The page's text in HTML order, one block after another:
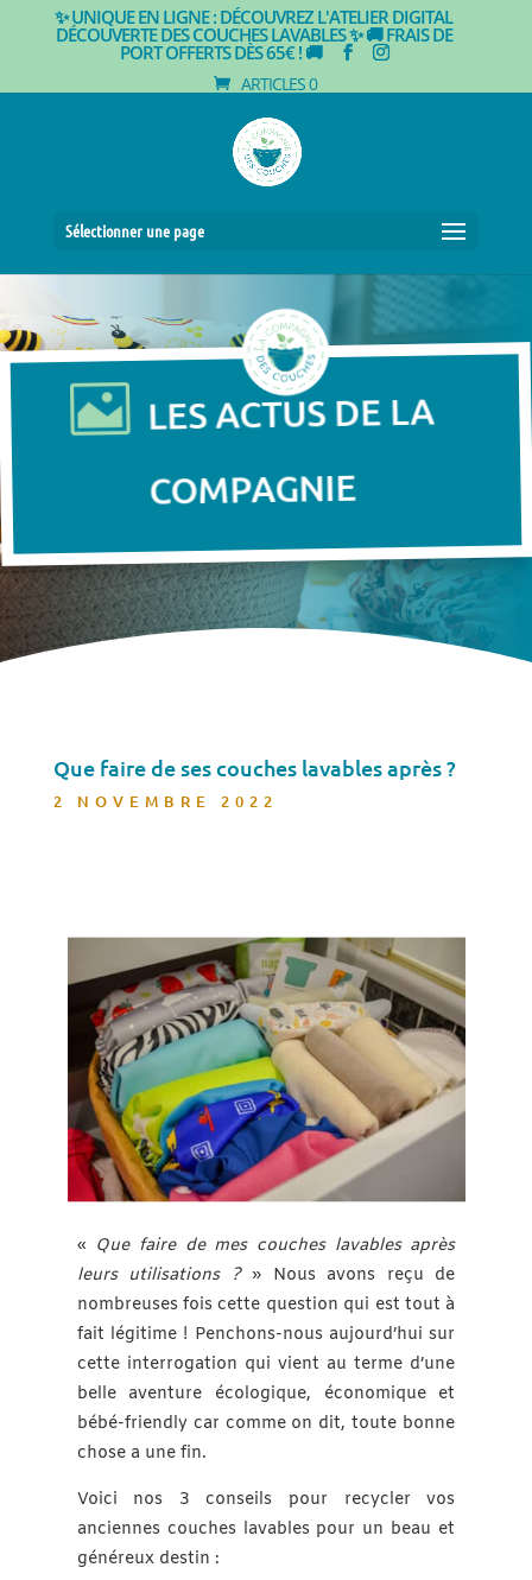
✨ UNIQUE EN LIGNE : DÉCOUVREZ L'ATELIER DIGITAL
DÉCOUVERTE DES COUCHES LAVABLES ✨🚚 FRAIS DE
PORT OFFERTS DÈS 65€ ! 🚚
ARTICLES 0
Sélectionner une page
 LES ACTUS DE LA
COMPAGNIE
Que faire de ses couches lavables après ?
2 NOVEMBRE 2022
« Que faire de mes couches lavables après
leurs utilisations ?» Nous avons reçu de
nombreuses fois cette question qui est tout à
fait légitime ! Penchons-nous aujourd’hui sur
cette interrogation qui vient au terme d’une
belle aventure écologique, économique et
bébé-friendly car comme on dit, toute bonne
chose a une fin.
Voici nos 3 conseils pour recycler vos
anciennes couches lavables pour un beau et
généreux destin :